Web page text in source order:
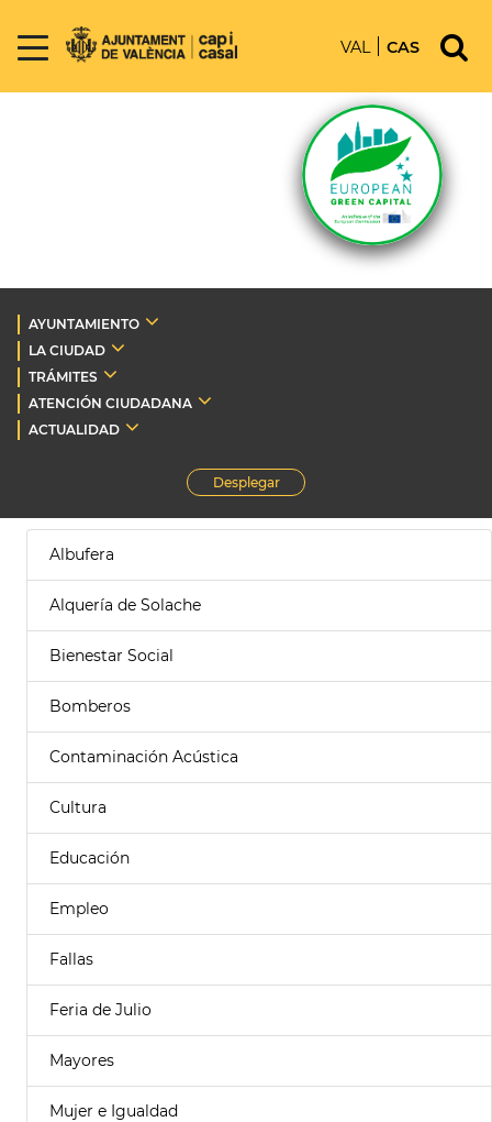
VAL CAS
AYUNTAMIENTO
LA CIUDAD
TRÁMITES
ATENCIÓN CIUDADANA
ACTUALIDAD
Desplegar
Albufera
Alquería de Solache
Bienestar Social
Bomberos
Contaminación Acústica
Cultura
Educación
Empleo
Fallas
Feria de Julio
Mayores
Mujer e Igualdad